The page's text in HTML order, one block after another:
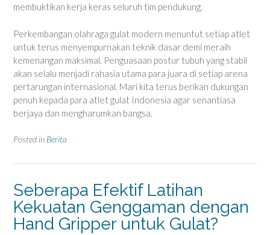
membuktikan kerja keras seluruh tim pendukung.
Perkembangan olahraga gulat modern menuntut setiap atlet
untuk terus menyempurnakan teknik dasar demi meraih
kemenangan maksimal. Penguasaan postur tubuh yang stabil
akan selalu menjadi rahasia utama para juara di setiap arena
pertarungan internasional. Mari kita terus berikan dukungan
penuh kepada para atlet gulat Indonesia agar senantiasa
berjaya dan mengharumkan bangsa.
Posted in Berita
Seberapa Efektif Latihan
Kekuatan Genggaman dengan
Hand Gripper untuk Gulat?